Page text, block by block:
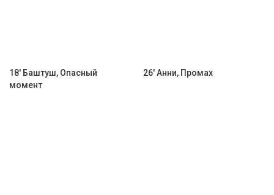
18' Баштуш, Опасный
момент
26' Анни, Промах